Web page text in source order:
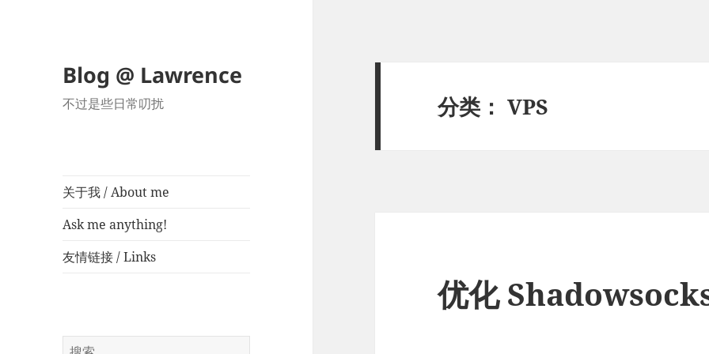
Blog @ Lawrence
不过是些日常叨扰
关于我 / About me
Ask me anything!
友情链接 / Links
搜
分类：VPS
优化